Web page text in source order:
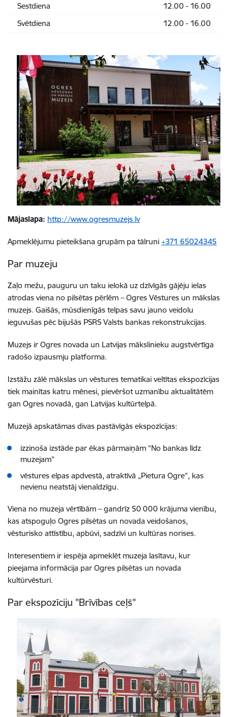
Sestdiena
12.00 - 16.00
Svētdiena
12.00 - 16.00
Mājaslapa: http://www.ogresmuzejs.lv
Apmeklējumu pieteikšana grupām pa tālruni +371 65024345
Par muzeju
Zaļo mežu, pauguru un taku ielokā uz dzīvīgās gājēju ielas
atrodas viena no pilsētas pērlēm – Ogres Vēstures un mākslas
muzejs. Gaišās, mūsdienīgās telpas savu jauno veidolu
ieguvušas pēc bijušās PSRS Valsts bankas rekonstrukcijas.
Muzejs ir Ogres novada un Latvijas mākslinieku augstvērtīga
radošo izpausmju platforma.
Izstāžu zālē mākslas un vēstures tematikai veltītas ekspozīcijas
tiek mainītas katru mēnesi, pievēršot uzmanību aktualitātēm
gan Ogres novadā, gan Latvijas kultūrtelpā.
Muzejā apskatāmas divas pastāvīgās ekspozīcijas:
izzinoša izstāde par ēkas pārmaiņām “No bankas līdz
muzejam”
vēstures elpas apdvestā, atraktīvā „Pietura Ogre”, kas
nevienu neatstāj vienaldzīgu.
Viena no muzeja vērtībām – gandrīz 50 000 krājuma vienību,
kas atspoguļo Ogres pilsētas un novada veidošanos,
vēsturisko attīstību, apbūvi, sadzīvi un kultūras norises.
Interesentiem ir iespēja apmeklēt muzeja lasītavu, kur
pieejama informācija par Ogres pilsētas un novada
kultūrvēsturi.
Par ekspozīciju "Brīvības ceļš"